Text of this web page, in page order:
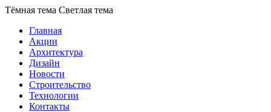
Тёмная тема Светлая тема
Главная
Акции
Архитектура
Дизайн
Новости
Строительство
Технологии
Контакты